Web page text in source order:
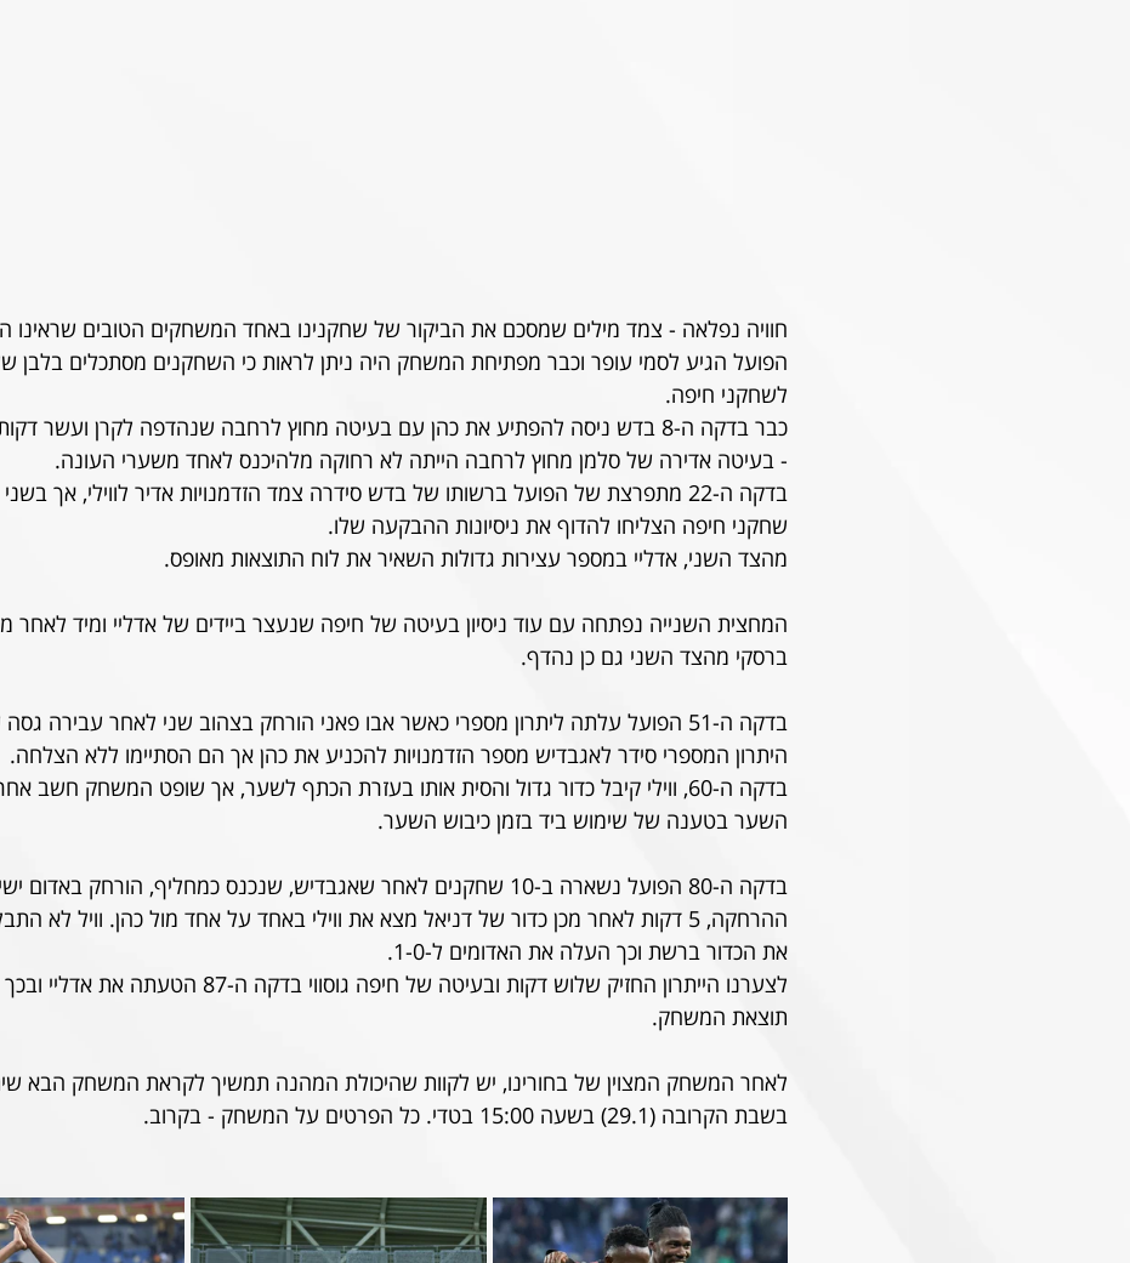
חוויה נפלאה - צמד מילים שמסכם את הביקור של שחקנינו באחד המשחקים הטובים שראינו
הפועל הגיע לסמי עופר וכבר מפתיחת המשחק היה ניתן לראות כי השחקנים מסתכלים בלבן
לשחקני חיפה.
כבר בדקה ה-8 בדש ניסה להפתיע את כהן עם בעיטה מחוץ לרחבה שנהדפה לקרן ועשר
- בעיטה אדירה של סלמן מחוץ לרחבה הייתה לא רחוקה מלהיכנס לאחד משערי העונה.
בדקה ה-22 מתפרצת של הפועל ברשותו של בדש סידרה צמד הזדמנויות אדיר לווילי, אך
שחקני חיפה הצליחו להדוף את ניסיונות ההבקעה שלו.
מהצד השני, אדליי במספר עצירות גדולות השאיר את לוח התוצאות מאופס.
המחצית השנייה נפתחה עם עוד ניסיון בעיטה של חיפה שנעצר ביידים של אדליי ומיד לאחר
ברסקי מהצד השני גם כן נהדף.
בדקה ה-51 הפועל עלתה ליתרון מספרי כאשר אבו פאני הורחק בצהוב שני לאחר עבירה
היתרון המספרי סידר לאגבדיש מספר הזדמנויות להכניע את כהן אך הם הסתיימו ללא הצלחה.
בדקה ה-60, ווילי קיבל כדור גדול והסית אותו בעזרת הכתף לשער, אך שופט המשחק חשב
השער בטענה של שימוש ביד בזמן כיבוש השער.
בדקה ה-80 הפועל נשארה ב-10 שחקנים לאחר שאגבדיש, שנכנס כמחליף, הורחק
ההרחקה, 5 דקות לאחר מכן כדור של דניאל מצא את ווילי באחד על אחד מול כהן. וויל לא
את הכדור ברשת וכך העלה את האדומים ל-1-0.
לצערנו הייתרון החזיק שלוש דקות ובעיטה של חיפה גוסווי בדקה ה-
תוצאת המשחק.
לאחר המשחק המצוין של בחורינו, יש לקוות שהיכולת המהנה תמשיך לקראת המשחק הבא
בשבת הקרובה (29.1) בשעה 15:00 בטדי. כל הפרטים על המשחק - בקרוב.